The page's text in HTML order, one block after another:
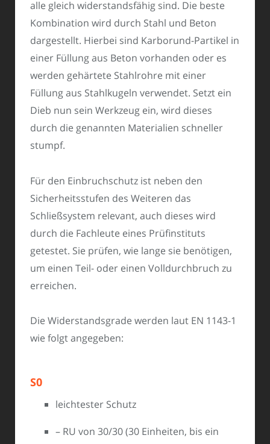
alle gleich widerstandsfähig sind. Die beste
Kombination wird durch Stahl und Beton
dargestellt. Hierbei sind Karborund-Partikel in
einer Füllung aus Beton vorhanden oder es
werden gehärtete Stahlrohre mit einer
Füllung aus Stahlkugeln verwendet. Setzt ein
Dieb nun sein Werkzeug ein, wird dieses
durch die genannten Materialien schneller
stumpf.
Für den Einbruchschutz ist neben den
Sicherheitsstufen des Weiteren das
Schließsystem relevant, auch dieses wird
durch die Fachleute eines Prüfinstituts
getestet. Sie prüfen, wie lange sie benötigen,
um einen Teil- oder einen Volldurchbruch zu
erreichen.
Die Widerstandsgrade werden laut EN 1143-1
wie folgt angegeben:
S0
leichtester Schutz
– RU von 30/30 (30 Einheiten, bis ein